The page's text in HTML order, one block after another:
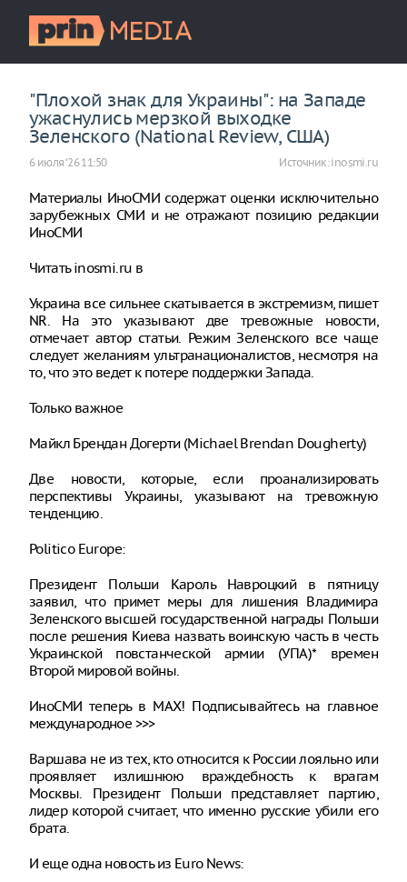
"Плохой знак для Украины": на Западе
ужаснулись мерзкой выходке
Зеленского (National Review, США)
6 июля ‘26 11:50 Источник:inosmi.ru
Материалы ИноСМИ содержат оценки исключительно
зарубежных СМИ и не отражают позицию редакции
ИноСМИ
Читать inosmi.ru в
Украина все сильнее скатывается в экстремизм, пишет
NR. На это указывают две тревожные новости,
отмечает автор статьи. Режим Зеленского все чаще
следует желаниям ультранационалистов, несмотря на
то, что это ведет к потере поддержки Запада.
Только важное
Майкл Брендан Догерти (Michael Brendan Dougherty)
Две новости, которые, если проанализировать
перспективы Украины, указывают на тревожную
тенденцию.
Politico Europe:
Президент Польши Кароль Навроцкий в пятницу
заявил, что примет меры для лишения Владимира
Зеленского высшей государственной награды Польши
после решения Киева назвать воинскую часть в честь
Украинской повстанческой армии (УПА)* времен
Второй мировой войны.
ИноСМИ теперь в MAX! Подписывайтесь на главное
международное >>>
Варшава не из тех, кто относится к России лояльно или
проявляет излишнюю враждебность к врагам
Москвы. Президент Польши представляет партию,
лидер которой считает, что именно русские убили его
брата.
И еще одна новость из Euro News: